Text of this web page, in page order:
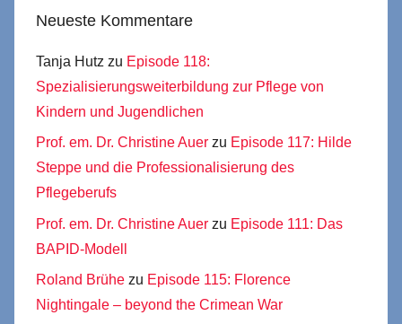
Neueste Kommentare
Tanja Hutz zu Episode 118:
Spezialisierungsweiterbildung zur Pflege von
Kindern und Jugendlichen
Prof. em. Dr. Christine Auer zu Episode 117: Hilde
Steppe und die Professionalisierung des
Pflegeberufs
Prof. em. Dr. Christine Auer zu Episode 111: Das
BAPID-Modell
Roland Brühe zu Episode 115: Florence
Nightingale – beyond the Crimean War